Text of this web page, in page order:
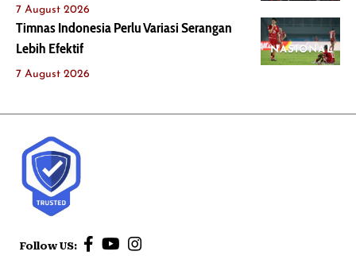
7 August 2026
NASIONAL
Timnas Indonesia Perlu Variasi Serangan
Lebih Efektif
7 August 2026
Follow US: